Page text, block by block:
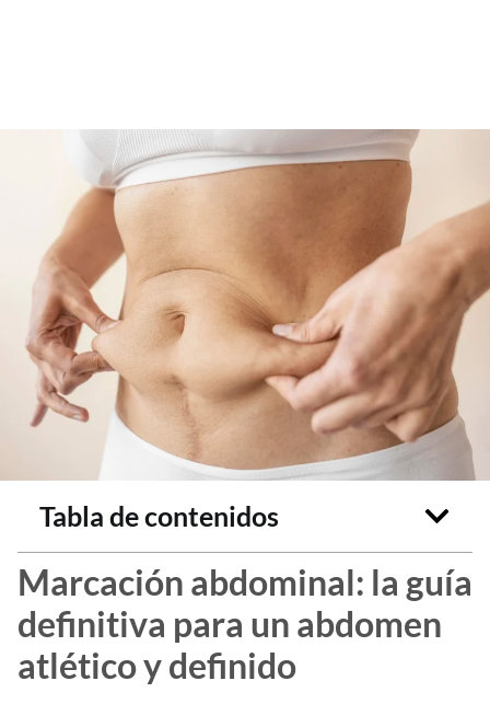
Tabla de contenidos
Marcación abdominal: la guía
definitiva para un abdomen
atlético y definido